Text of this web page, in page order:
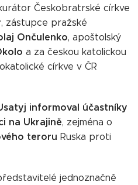
Českobratrské církve
, zástupce pražské
Ončulenko, apoštolský
a za českou katolickou
církve v ČR
informoval účastníky
na Ukrajině, zejména o
teroru Ruska proti
jednoznačně